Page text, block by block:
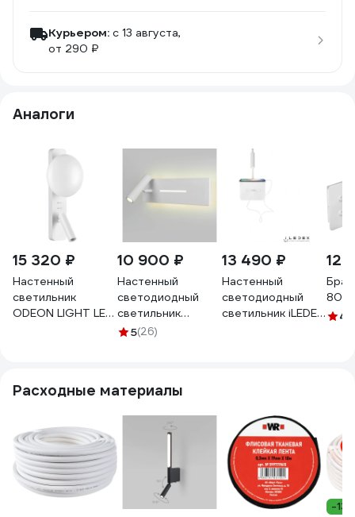
Курьером: c 13 августа,
от 290 ₽
Аналоги
15 320 ₽
Настенный
светильник
ODEON LIGHT LED
10 900 ₽
Настенный
светодиодный
светильник
Elektrostandard -
5(26)
13 490 ₽
Настенный
светодиодный
светильник iLEDEX
12
Бра
4.9
Расходные материалы
-13%